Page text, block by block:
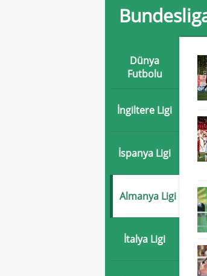
Dünya
Futbolu
İngiltere Ligi
İspanya Ligi
Almanya Ligi
İtalya Ligi